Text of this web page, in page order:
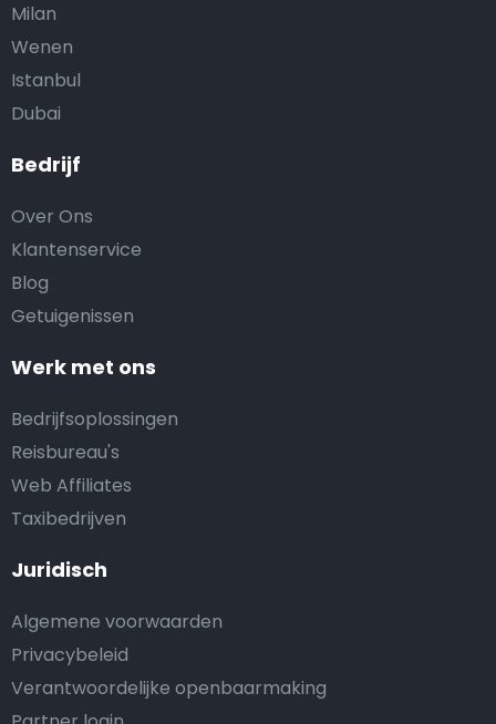
Bedrijf
Over Ons
Klantenservice
Blog
Getuigenissen
Werk met ons
Bedrijfsoplossingen
Reisbureau's
Web Affiliates
Taxibedrijven
Juridisch
Algemene voorwaarden
Privacybeleid
Verantwoordelijke openbaarmaking
Milan
Wenen
Istanbul
Dubai